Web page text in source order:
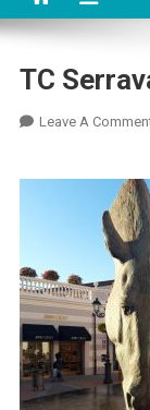
TC
Leave A